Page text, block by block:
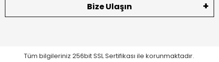
Bize Ulaşın
Tüm bilgileriniz 256bit SSL Sertifikası ile korunmaktadır.